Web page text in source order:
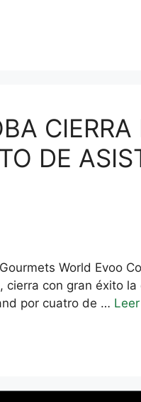
DE
World Evoo
con gran éxito
por cuatro de …